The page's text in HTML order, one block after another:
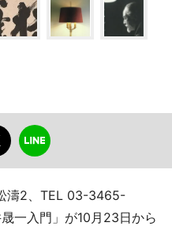
濤2、TEL 03-3465-
一入門」が10月23日から